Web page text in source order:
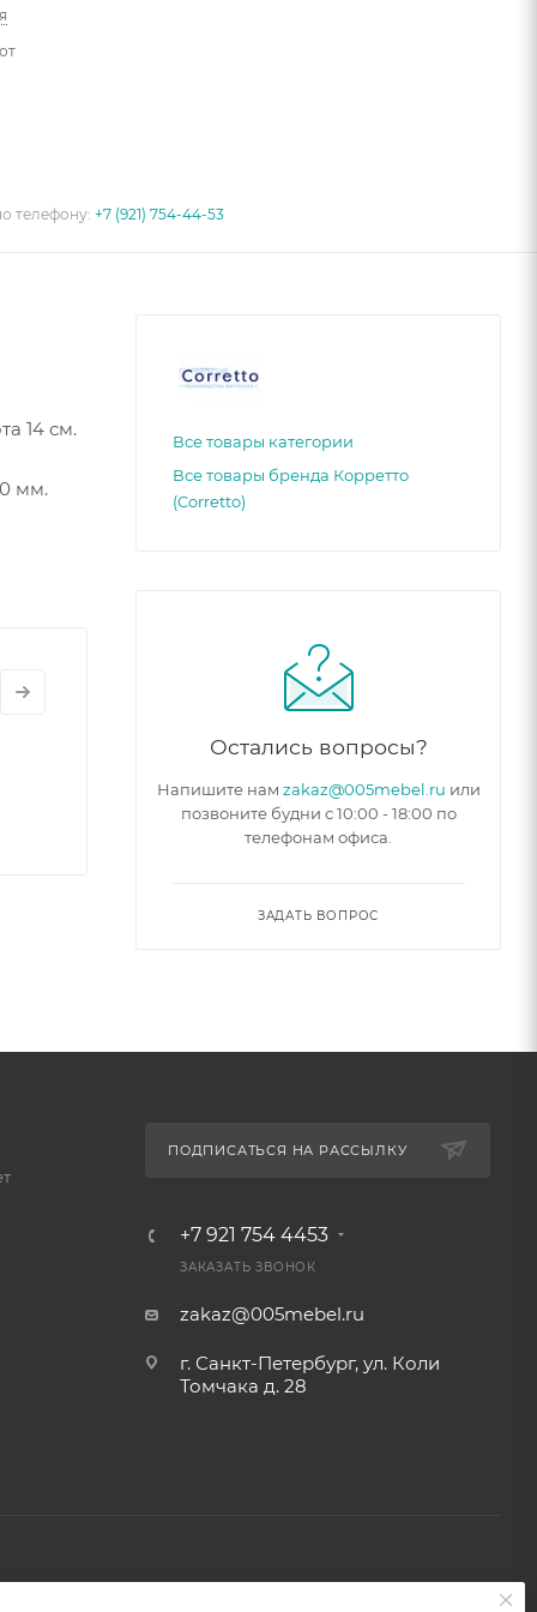
телефону:+7 (921) 754-44-53
14 см.
мм.
Все товары категории
Все товары бренда Корретто
(Corretto)
Остались вопросы?
Напишите нам zakaz@005mebel.ru или
позвоните будни с 10:00 - 18:00 по
телефонам офиса.
ЗАДАТЬ ВОПРОС
ПОДПИСАТЬСЯ НА РАССЫЛКУ
+7 921 754 4453
ЗАКАЗАТЬ ЗВОНОК
zakaz@005mebel.ru
г. Санкт-Петербург, ул. Коли
Томчака д. 28